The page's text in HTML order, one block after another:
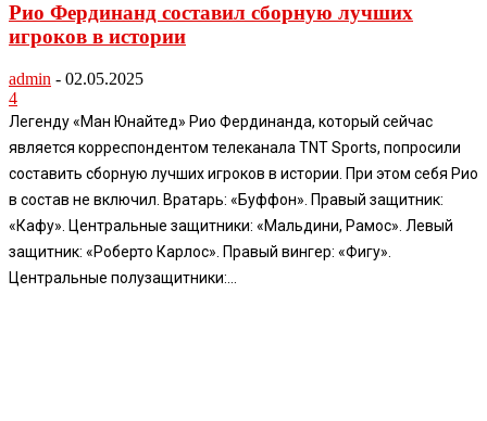
Рио Фердинанд составил сборную лучших
игроков в истории
admin - 02.05.2025
4
Легенду «Ман Юнайтед» Рио Фердинанда, который сейчас
является корреспондентом телеканала TNT Sports, попросили
составить сборную лучших игроков в истории. При этом себя Рио
в состав не включил. Вратарь: «Буффон». Правый защитник:
«Кафу». Центральные защитники: «Мальдини, Рамос». Левый
защитник: «Роберто Карлос». Правый вингер: «Фигу».
Центральные полузащитники:...